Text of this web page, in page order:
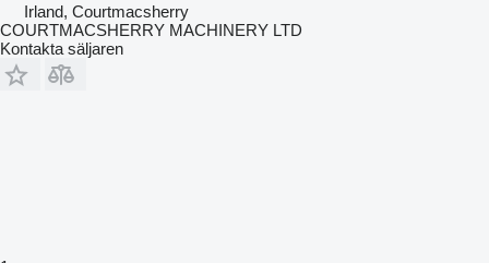
Irland, Courtmacsherry
COURTMACSHERRY MACHINERY LTD
Kontakta säljaren